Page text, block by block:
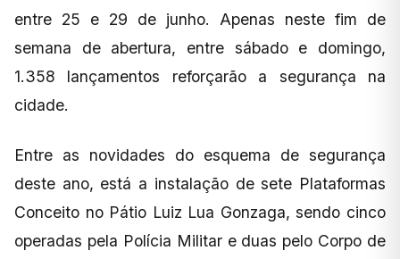
entre 25 e 29 de junho. Apenas neste fim de
semana de abertura, entre sábado e domingo,
1.358 lançamentos reforçarão a segurança na
cidade.
Entre as novidades do esquema de segurança
deste ano, está a instalação de sete Plataformas
Conceito no Pátio Luiz Lua Gonzaga, sendo cinco
operadas pela Polícia Militar e duas pelo Corpo de